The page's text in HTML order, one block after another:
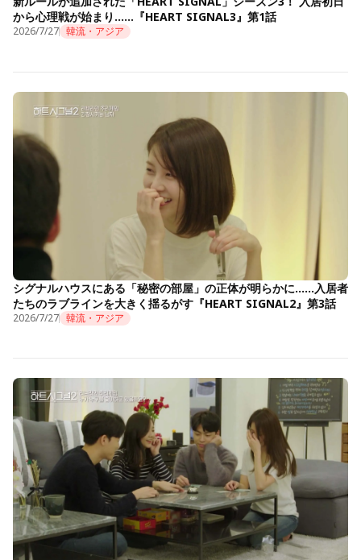
から心理戦が始まり……『HEART SIGNAL3』第1話
2026/7/27 韓流・アジア
シグナルハウスにある「秘密の部屋」の正体が明らかに……入居者
たちのラブラインを大きく揺るがす『HEART SIGNAL2』第3話
2026/7/27 韓流・アジア